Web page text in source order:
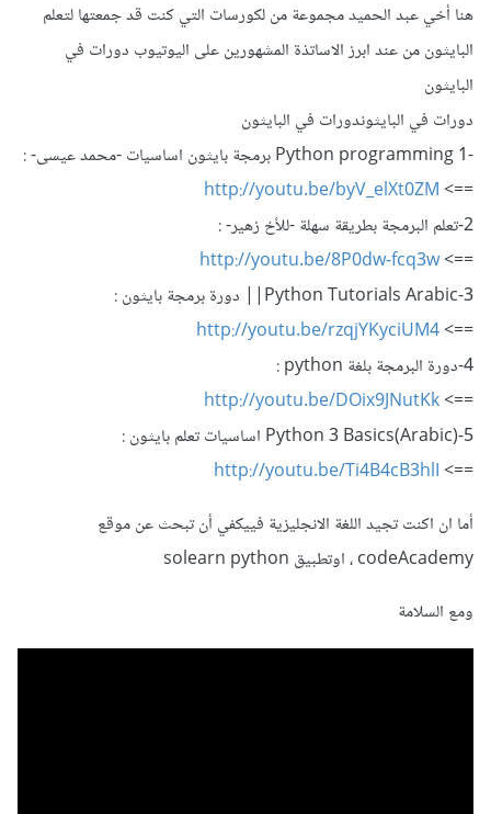
هنا أخي عبد الحميد مجموعة من لكورسات التي كنت قد جمعتها لتعلم
البايثون من عند ابرز الاساتذة المشهورين على اليوتيوب دورات في
البايثون
دورات في البايثوندورات في البايثون
-1 Python programming برمجة بايثون اساسيات -محمد عيسى- :
==>
http://youtu.be/byV_elXt0ZM
2-تعلم البرمجة بطريقة سهلة -للأخ زهير- :
==>
http://youtu.be/8P0dw-fcq3w
3-Python Tutorials Arabic|| دورة برمجة بايثون :
==>
http://youtu.be/rzqjYKyciUM4
4-دورة البرمجة بلغة python :
==>
http://youtu.be/DOix9JNutKk
5-Python 3 Basics(Arabic) اساسيات تعلم بايثون :
==>
http://youtu.be/Ti4B4cB3hlI
أما ان اكنت تجيد اللغة الانجليزية فييكفي أن تبحث عن موقع
codeAcademy ، اوتطبيق solearn python
ومع السلامة